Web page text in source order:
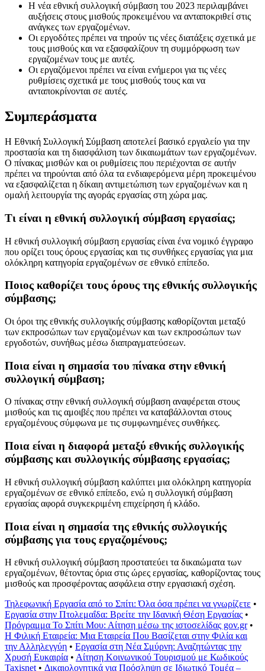
Η νέα εθνική συλλογική σύμβαση του 2023 περιλαμβάνει
αυξήσεις στους μισθούς προκειμένου να ανταποκριθεί στις
ανάγκες των εργαζομένων.
Οι εργοδότες πρέπει να τηρούν τις νέες διατάξεις σχετικά με
τους μισθούς και να εξασφαλίζουν τη συμμόρφωση των
εργαζομένων τους με αυτές.
Οι εργαζόμενοι πρέπει να είναι ενήμεροι για τις νέες
ρυθμίσεις σχετικά με τους μισθούς τους και να
ανταποκρίνονται σε αυτές.
Συμπεράσματα
Η Εθνική Συλλογική Σύμβαση αποτελεί βασικό εργαλείο για την
προστασία και τη διασφάλιση των δικαιωμάτων των εργαζομένων.
Ο πίνακας μισθών και οι ρυθμίσεις που περιέχονται σε αυτήν
πρέπει να τηρούνται από όλα τα ενδιαφερόμενα μέρη προκειμένου
να εξασφαλίζεται η δίκαιη αντιμετώπιση των εργαζομένων και η
ομαλή λειτουργία της αγοράς εργασίας στη χώρα μας.
Τι είναι η εθνική συλλογική σύμβαση εργασίας;
Η εθνική συλλογική σύμβαση εργασίας είναι ένα νομικό έγγραφο
που ορίζει τους όρους εργασίας και τις συνθήκες εργασίας για μια
ολόκληρη κατηγορία εργαζομένων σε εθνικό επίπεδο.
Ποιος καθορίζει τους όρους της εθνικής συλλογικής
σύμβασης;
Οι όροι της εθνικής συλλογικής σύμβασης καθορίζονται μεταξύ
των εκπροσώπων των εργαζομένων και των εκπροσώπων των
εργοδοτών, συνήθως μέσω διαπραγματεύσεων.
Ποια είναι η σημασία του πίνακα στην εθνική
συλλογική σύμβαση;
Ο πίνακας στην εθνική συλλογική σύμβαση αναφέρεται στους
μισθούς και τις αμοιβές που πρέπει να καταβάλλονται στους
εργαζομένους σύμφωνα με τις συμφωνημένες συνθήκες.
Ποια είναι η διαφορά μεταξύ εθνικής συλλογικής
σύμβασης και συλλογικής σύμβασης εργασίας;
Η εθνική συλλογική σύμβαση καλύπτει μια ολόκληρη κατηγορία
εργαζομένων σε εθνικό επίπεδο, ενώ η συλλογική σύμβαση
εργασίας αφορά συγκεκριμένη επιχείρηση ή κλάδο.
Ποια είναι η σημασία της εθνικής συλλογικής
σύμβασης για τους εργαζομένους;
Η εθνική συλλογική σύμβαση προστατεύει τα δικαιώματα των
εργαζομένων, θέτοντας όρια στις ώρες εργασίας, καθορίζοντας τους
μισθούς και προσφέροντας ασφάλεια στην εργασιακή σχέση.
Τηλεφωνική Εργασία από το Σπίτι: Όλα όσα πρέπει να γνωρίζετε •
Εργασία στην Πτολεμαΐδα: Βρείτε την Ιδανική Θέση Εργασίας •
Πρόγραμμα Το Σπίτι Μου: Αίτηση μέσω της ιστοσελίδας gov.gr•
Η Φιλική Εταιρεία: Μια Εταιρεία Που Βασίζεται στην Φιλία και
την Αλληλεγγύη • Εργασία στη Νέα Σμύρνη: Αναζητώντας την
Χρυσή Ευκαιρία • Αίτηση Κοινωνικού Τουρισμού με Κωδικούς
Taxisnet • Δικαιολογητικά για Πρόσληψη σε Ιδιωτικό Τομέα –